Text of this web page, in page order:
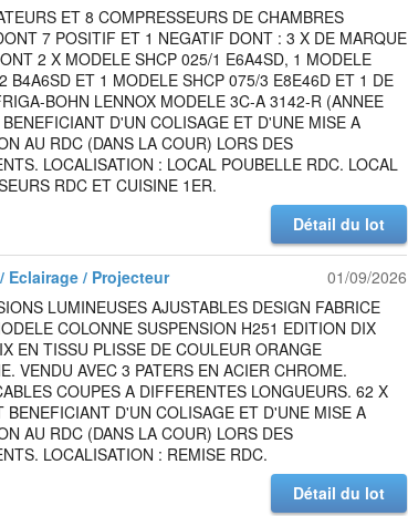
ET 8 COMPRESSEURS DE CHAMBRES
7 POSITIF ET 1 NEGATIF DONT : 3 X DE MARQUE
2 X MODELE SHCP 025/1 E6A4SD, 1 MODELE
B4A6SD ET 1 MODELE SHCP 075/3 E8E46D ET 1 DE
BOHN LENNOX MODELE 3C-A 3142-R (ANNEE
D'UN COLISAGE ET D'UNE MISE A
AU RDC (DANS LA COUR) LORS DES
LOCALISATION : LOCAL POUBELLE RDC. LOCAL
RDC ET CUISINE 1ER.
Détail du lot
Eclairage / Projecteur 01/09/2026
LUMINEUSES AJUSTABLES DESIGN FABRICE
COLONNE SUSPENSION H251 EDITION DIX
EN TISSU PLISSE DE COULEUR ORANGE
VENDU AVEC 3 PATERS EN ACIER CHROME.
COUPES A DIFFERENTES LONGUEURS. 62 X
BENEFICIANT D'UN COLISAGE ET D'UNE MISE A
AU RDC (DANS LA COUR) LORS DES
LOCALISATION : REMISE RDC.
Détail du lot